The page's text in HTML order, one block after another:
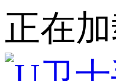
正在